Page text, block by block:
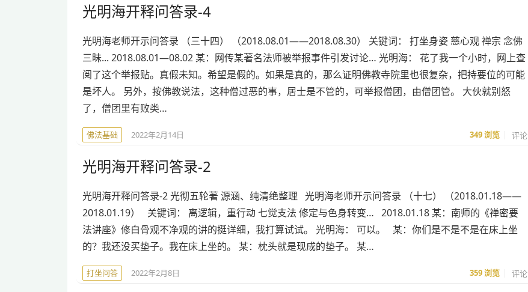
光明海开释问答录-4
光明海老师开示问答录 （三十四） （2018.08.01——2018.08.30） 关键词： 打坐身姿 慈心观 禅宗 念佛
三昧... 2018.08.01—08.02 某：网传某著名法师被举报事件引发讨论… 光明海： 花了我一个小时，网上查
阅了这个举报贴。真假未知。希望是假的。如果是真的，那么证明佛教寺院里也很复杂，把持要位的可能
是坏人。 另外，按佛教说法，这种僧过恶的事，居士是不管的，可举报僧团，由僧团管。 大伙就别怒
了，僧团里有败类…
佛法基础 2022年2月14日 349浏览 评论
光明海开释问答录-2
光明海开释问答录-2 光彻五轮著 源涵、纯清绝整理 光明海老师开示问答录 （十七） （2018.01.18——
2018.01.19） 关键词： 离逻辑，重行动 七觉支法 修定与色身转变… 2018.01.18 某：南师的《禅密要
法讲座》修白骨观不净观的讲的挺详细，我打算试试。 光明海： 可以。 某：你们是不是不是在床上坐
的？我还没买垫子。我在床上坐的。 某：枕头就是现成的垫子。 某…
打坐问答 2022年2月8日 359浏览 评论